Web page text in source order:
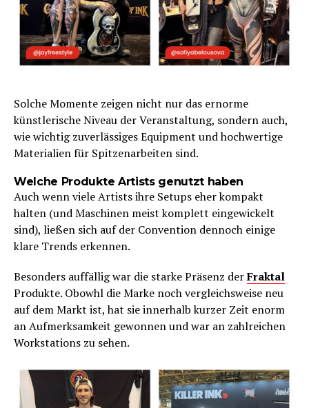
Solche Momente zeigen nicht nur das ernorme
künstlerische Niveau der Veranstaltung, sondern auch,
wie wichtig zuverlässiges Equipment und hochwertige
Materialien für Spitzenarbeiten sind.
Welche Produkte Artists genutzt haben
Auch wenn viele Artists ihre Setups eher kompakt
halten (und Maschinen meist komplett eingewickelt
sind), ließen sich auf der Convention dennoch einige
klare Trends erkennen.
Besonders auffällig war die starke Präsenz derFraktal
Produkte. Obowhl die Marke noch vergleichsweise neu
auf dem Markt ist, hat sie innerhalb kurzer Zeit enorm
an Aufmerksamkeit gewonnen und war an zahlreichen
Workstations zu sehen.